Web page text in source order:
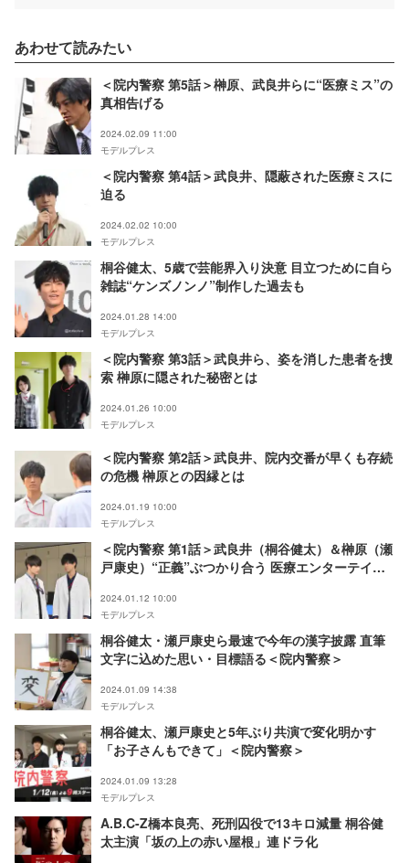
あわせて読みたい
＜院内警察 第5話＞榊原、武良井らに“医療ミス”の
真相告げる
2024.02.09 11:00
モデルプレス
＜院内警察 第4話＞武良井、隠蔽された医療ミスに
迫る
2024.02.02 10:00
モデルプレス
桐谷健太、5歳で芸能界入り決意 目立つために自ら
雑誌“ケンズノンノ”制作した過去も
2024.01.28 14:00
モデルプレス
＜院内警察 第3話＞武良井ら、姿を消した患者を捜
索 榊原に隠された秘密とは
2024.01.26 10:00
モデルプレス
＜院内警察 第2話＞武良井、院内交番が早くも存続
の危機 榊原との因縁とは
2024.01.19 10:00
モデルプレス
＜院内警察 第1話＞武良井（桐谷健太）＆榊原（瀬
戸康史）“正義”ぶつかり合う 医療エンターテイン
2024.01.12 10:00
モデルプレス
桐谷健太・瀬戸康史ら最速で今年の漢字披露 直筆
文字に込めた思い・目標語る＜院内警察＞
2024.01.09 14:38
モデルプレス
桐谷健太、瀬戸康史と5年ぶり共演で変化明かす
「お子さんもできて」＜院内警察＞
2024.01.09 13:28
モデルプレス
A.B.C-Z橋本良亮、死刑囚役で13キロ減量 桐谷健
太主演「坂の上の赤い屋根」連ドラ化